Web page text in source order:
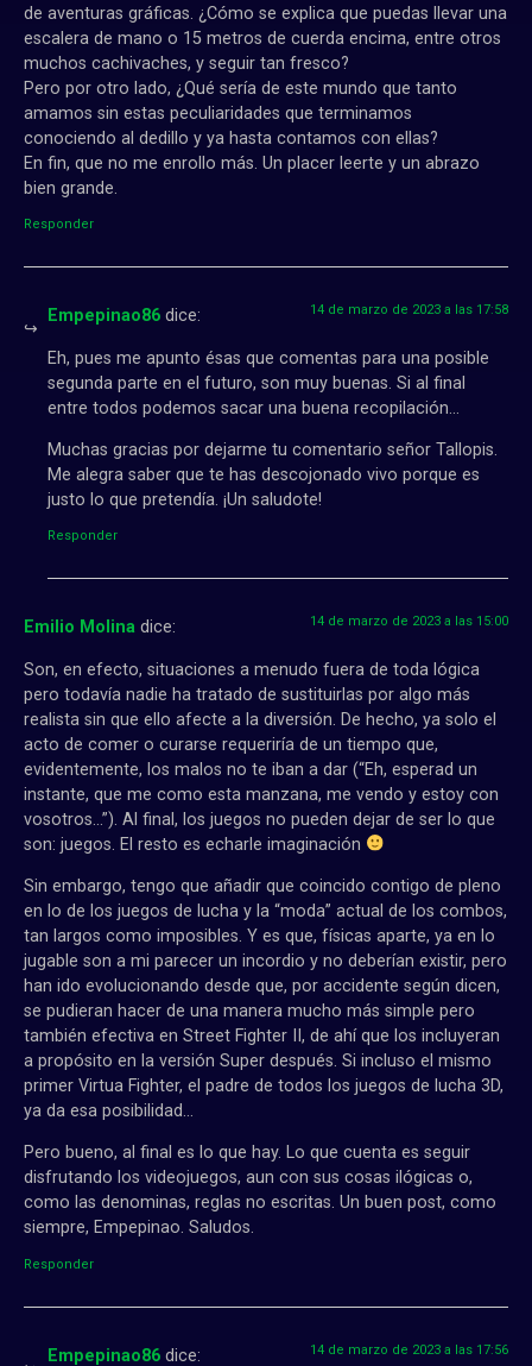
de aventuras gráficas. ¿Cómo se explica que puedas llevar una
escalera de mano o 15 metros de cuerda encima, entre otros
muchos cachivaches, y seguir tan fresco?
Pero por otro lado, ¿Qué sería de este mundo que tanto
amamos sin estas peculiaridades que terminamos
conociendo al dedillo y ya hasta contamos con ellas?
En fin, que no me enrollo más. Un placer leerte y un abrazo
bien grande.
Responder
Empepinao86 dice: 14 de marzo de 2023 a las 17:58
Eh, pues me apunto ésas que comentas para una posible
segunda parte en el futuro, son muy buenas. Si al final
entre todos podemos sacar una buena recopilación…
Muchas gracias por dejarme tu comentario señor Tallopis.
Me alegra saber que te has descojonado vivo porque es
justo lo que pretendía. ¡Un saludote!
Responder
Emilio Molina dice: 14 de marzo de 2023 a las 15:00
Son, en efecto, situaciones a menudo fuera de toda lógica
pero todavía nadie ha tratado de sustituirlas por algo más
realista sin que ello afecte a la diversión. De hecho, ya solo el
acto de comer o curarse requeriría de un tiempo que,
evidentemente, los malos no te iban a dar (“Eh, esperad un
instante, que me como esta manzana, me vendo y estoy con
vosotros…”). Al final, los juegos no pueden dejar de ser lo que
son: juegos. El resto es echarle imaginación
Sin embargo, tengo que añadir que coincido contigo de pleno
en lo de los juegos de lucha y la “moda” actual de los combos,
tan largos como imposibles. Y es que, físicas aparte, ya en lo
jugable son a mi parecer un incordio y no deberían existir, pero
han ido evolucionando desde que, por accidente según dicen,
se pudieran hacer de una manera mucho más simple pero
también efectiva en Street Fighter II, de ahí que los incluyeran
a propósito en la versión Super después. Si incluso el mismo
primer Virtua Fighter, el padre de todos los juegos de lucha 3D,
ya da esa posibilidad…
Pero bueno, al final es lo que hay. Lo que cuenta es seguir
disfrutando los videojuegos, aun con sus cosas ilógicas o,
como las denominas, reglas no escritas. Un buen post, como
siempre, Empepinao. Saludos.
Responder
Empepinao86 dice: 14 de marzo de 2023 a las 17:56